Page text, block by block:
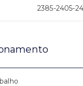
2385-2405-